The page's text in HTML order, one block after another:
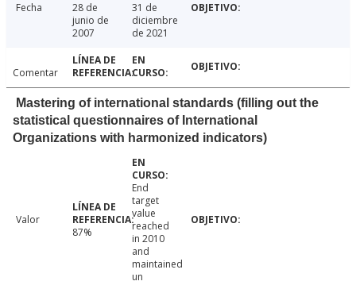
Fecha
28 de
junio de
2007
31 de
diciembre
de 2021
Comentar
Mastering of international standards (filling out the
statistical questionnaires of International
Organizations with harmonized indicators)
Valor
87%
End
target
value
reached
in 2010
and
maintained
un